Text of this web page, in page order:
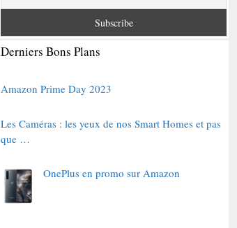
Derniers Bons Plans
Amazon Prime Day 2023
Les Caméras : les yeux de nos Smart Homes et pas
que …
OnePlus en promo sur Amazon